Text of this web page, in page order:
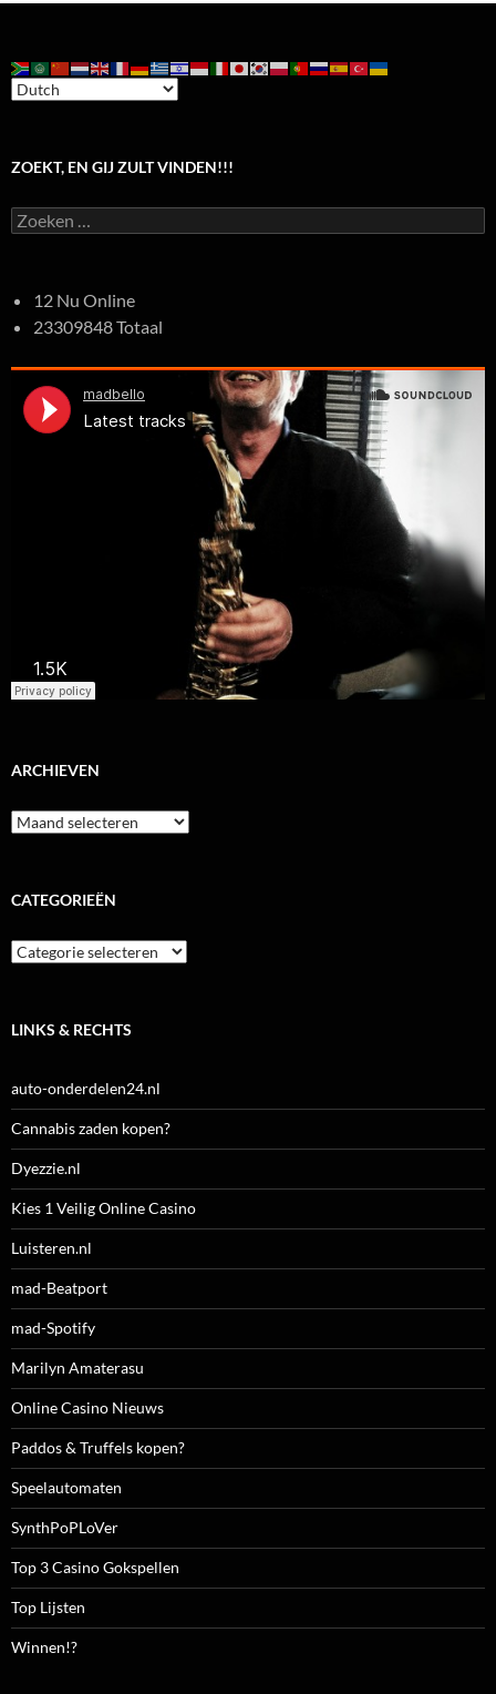
ZOEKT, EN GIJ ZULT VINDEN!!!
Zoeken
naar:
12 Nu Online
23309848 Totaal
ARCHIEVEN
Archieven
CATEGORIEËN
Categorieën
LINKS & RECHTS
auto-onderdelen24.nl
Cannabis zaden kopen?
Dyezzie.nl
Kies 1 Veilig Online Casino
Luisteren.nl
mad-Beatport
mad-Spotify
Marilyn Amaterasu
Online Casino Nieuws
Paddos & Truffels kopen?
Speelautomaten
SynthPoPLoVer
Top 3 Casino Gokspellen
Top Lijsten
Winnen!?